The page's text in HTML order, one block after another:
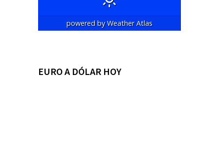
powered byWeather Atlas
EURO A DÓLAR HOY